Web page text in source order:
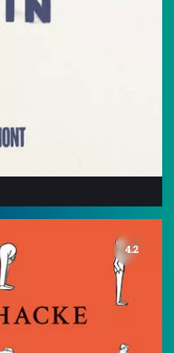
4.2